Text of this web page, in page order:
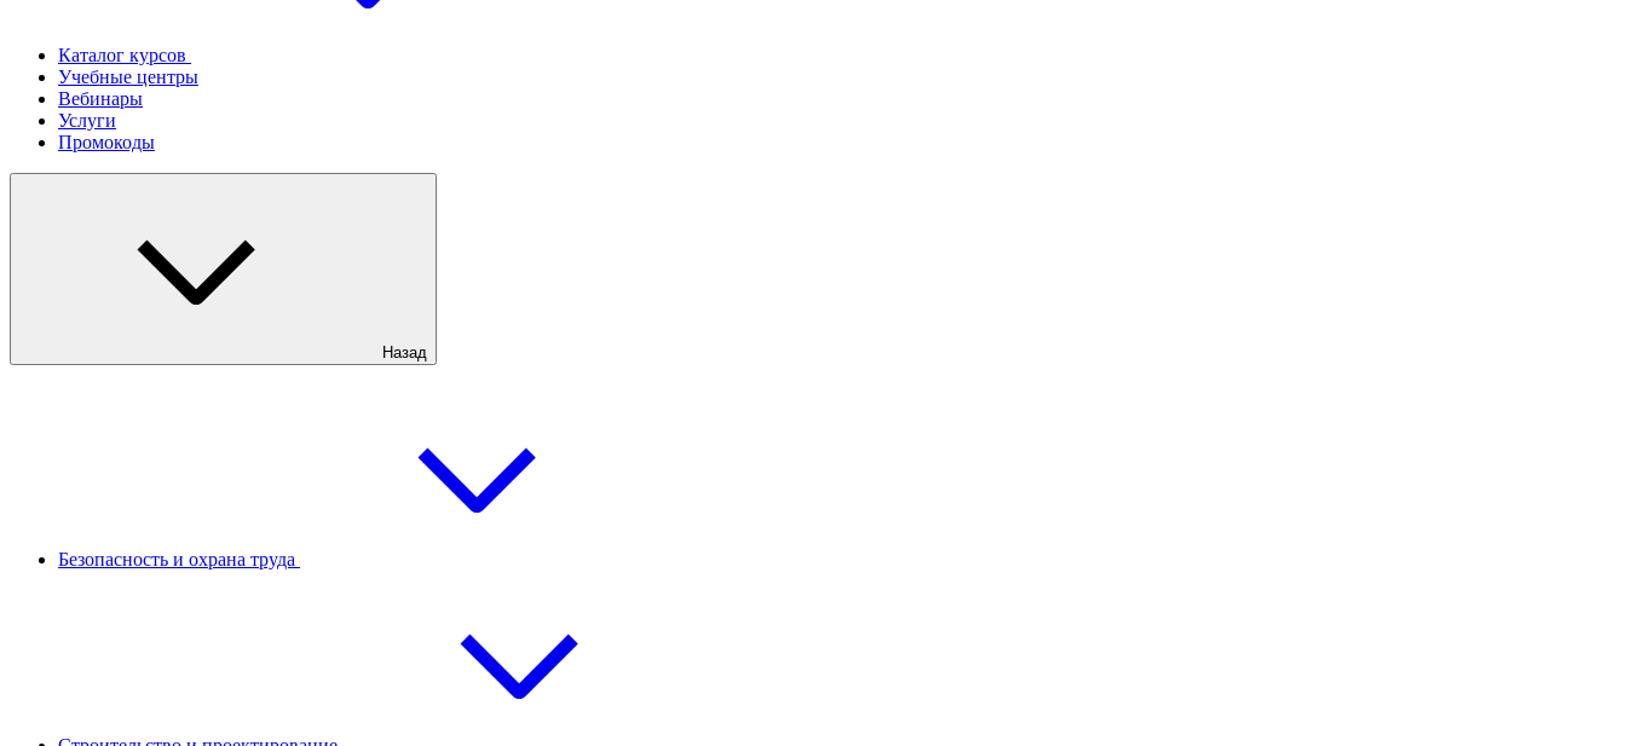
Каталог курсов
Учебные центры
Вебинары
Услуги
Промокоды
Назад
Безопасность и охрана труда